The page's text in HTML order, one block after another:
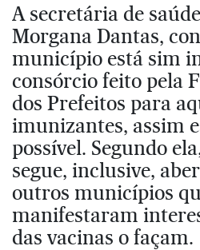
A secretária de
Morgana Dantas,
município está sim
consórcio feito pela
dos Prefeitos para
imunizantes, assim
possível. Segundo
segue, inclusive,
outros municípios
manifestaram
das vacinas o façam.